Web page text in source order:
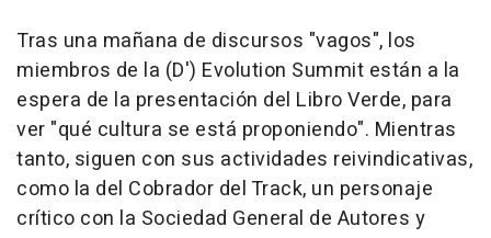
Tras una mañana de discursos "vagos", los
miembros de la (D') Evolution Summit están a la
espera de la presentación del Libro Verde, para
ver "qué cultura se está proponiendo". Mientras
tanto, siguen con sus actividades reivindicativas,
como la del Cobrador del Track, un personaje
crítico con la Sociedad General de Autores y